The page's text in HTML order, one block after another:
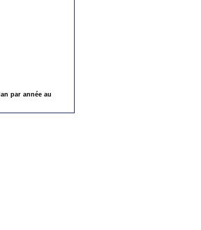
par année au